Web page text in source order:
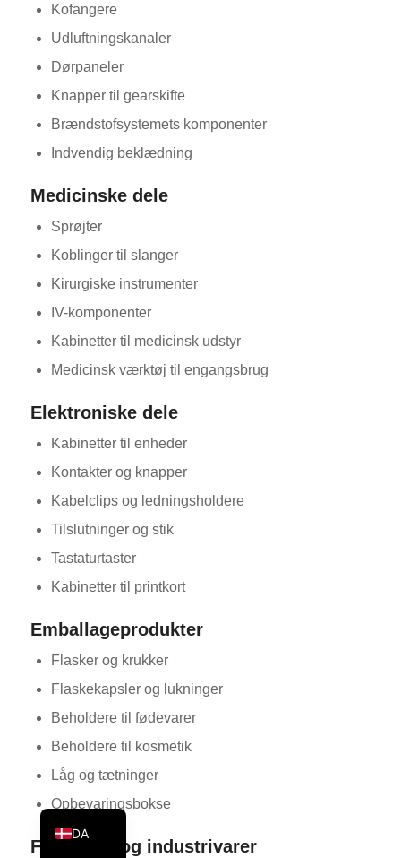
Kofangere
Udluftningskanaler
Dørpaneler
Knapper til gearskifte
Brændstofsystemets komponenter
Indvendig beklædning
Medicinske dele
Sprøjter
Koblinger til slanger
Kirurgiske instrumenter
IV-komponenter
Kabinetter til medicinsk udstyr
Medicinsk værktøj til engangsbrug
Elektroniske dele
Kabinetter til enheder
Kontakter og knapper
Kabelclips og ledningsholdere
Tilslutninger og stik
Tastaturtaster
Kabinetter til printkort
Emballageprodukter
Flasker og krukker
Flaskekapsler og lukninger
Beholdere til fødevarer
Beholdere til kosmetik
Låg og tætninger
Opbevaringsbokse
Forbrugs- og industrivarer
DA
EN
IT
FR
DE
RU
NL
PL
TR
AR
ES
JA
KO
PT
CS